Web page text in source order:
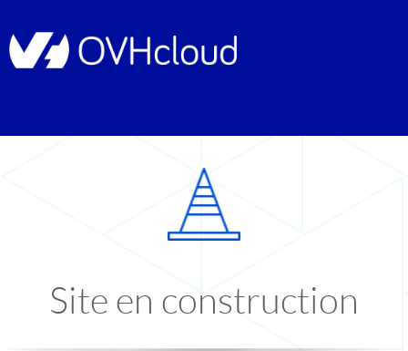
Site en construction